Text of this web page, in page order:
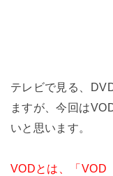
テレビで見る、
ますが、今回は
いと思います。
VODとは、「VOD